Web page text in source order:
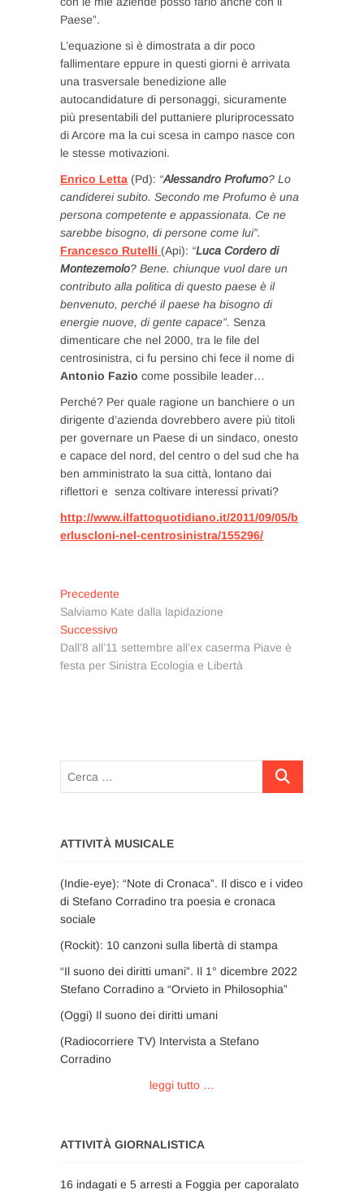
Paese”.
L’equazione si è dimostrata a dir poco
fallimentare eppure in questi giorni è arrivata
una trasversale benedizione alle
autocandidature di personaggi, sicuramente
più presentabili del puttaniere pluriprocessato
di Arcore ma la cui scesa in campo nasce con
le stesse motivazioni.
Enrico Letta (Pd): “Alessandro Profumo? Lo
candiderei subito. Secondo me Profumo è una
persona competente e appassionata. Ce ne
sarebbe bisogno, di persone come lui”.
Francesco Rutelli (Api): “Luca Cordero di
Montezemolo? Bene. chiunque vuol dare un
contributo alla politica di questo paese è il
benvenuto, perché il paese ha bisogno di
energie nuove, di gente capace”. Senza
dimenticare che nel 2000, tra le file del
centrosinistra, ci fu persino chi fece il nome di
Antonio Fazio come possibile leader…
Perché? Per quale ragione un banchiere o un
dirigente d’azienda dovrebbero avere più titoli
per governare un Paese di un sindaco, onesto
e capace del nord, del centro o del sud che ha
ben amministrato la sua città, lontano dai
riflettori e senza coltivare interessi privati?
http://www.ilfattoquotidiano.it/2011/09/05/b
erluscloni-nel-centrosinistra/155296/
Navigazione
articoli
Precedente
precedente:
Salviamo Kate dalla lapidazione
SuccessivoArticolo
successivo:
Dall’8 all’11 settembre all’ex caserma Piave è
festa per Sinistra Ecologia e Libertà
Cerca
ATTIVITÀ MUSICALE
(Indie-eye): “Note di Cronaca”. Il disco e i video
di Stefano Corradino tra poesia e cronaca
sociale
(Rockit): 10 canzoni sulla libertà di stampa
“Il suono dei diritti umani”. Il 1° dicembre 2022
Stefano Corradino a “Orvieto in Philosophia”
(Oggi) Il suono dei diritti umani
(Radiocorriere TV) Intervista a Stefano
Corradino
leggi tutto …
ATTIVITÀ GIORNALISTICA
16 indagati e 5 arresti a Foggia per caporalato